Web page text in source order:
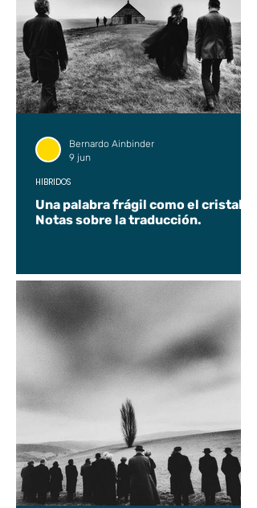
Una palabra frágil como el cristal.
Notas sobre la traducción.
HÍBRIDOS
Bernardo Ainbinder
9 jun